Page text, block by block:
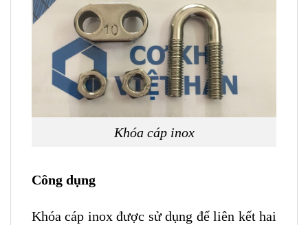
Khóa cáp inox
Công dụng
Khóa cáp inox được sử dụng để liên kết hai